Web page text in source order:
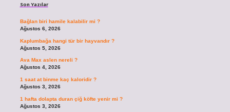
Son Yazılar
Bağlan biri hamile kalabilir mi ?
Ağustos 6, 2026
Kaplumbağa hangi tür bir hayvandır ?
Ağustos 5, 2026
Ava Max aslen nereli ?
Ağustos 4, 2026
1 saat at binme kaç kaloridir ?
Ağustos 3, 2026
1 hafta dolapta duran çiğ köfte yenir mi ?
Ağustos 3, 2026